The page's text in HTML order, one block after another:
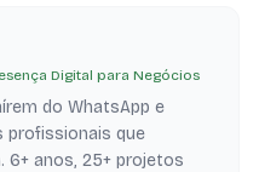
Digital para Negócios
do WhatsApp e
profissionais que
6+ anos, 25+ projetos